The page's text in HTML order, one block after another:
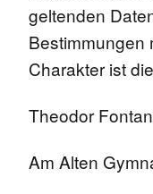
geltenden
Bestimmungen
Charakter ist
Theodor
Am Alten